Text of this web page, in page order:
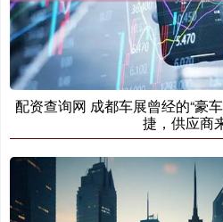
配资查询网 成都车展曾经的“豪
捷，供应商